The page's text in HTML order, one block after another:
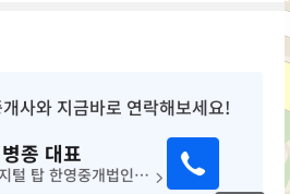
사와 지금바로 연락해보세요!
종 대표
디지털 탑 한영중개법인(주)